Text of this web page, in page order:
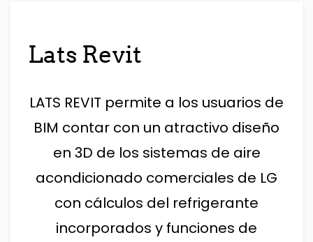
Lats Revit
LATS REVIT permite a los usuarios de
BIM contar con un atractivo diseño
en 3D de los sistemas de aire
acondicionado comerciales de LG
con cálculos del refrigerante
incorporados y funciones de